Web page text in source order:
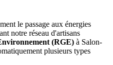
le passage aux énergies
notre réseau d'artisans
(RGE) à Salon-
plusieurs types